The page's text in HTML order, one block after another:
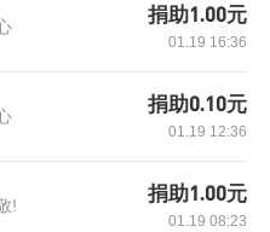
捐助1.00元
01.19 16:36
捐助0.10元
01.19 12:36
!
捐助1.00元
01.19 08:23